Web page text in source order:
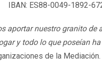
IBAN: ES88-0049-1892-
aportar nuestro granito
y todo lo que poseían
de la Mediación.